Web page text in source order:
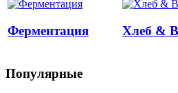
Ферментация Хлеб &
Популярные